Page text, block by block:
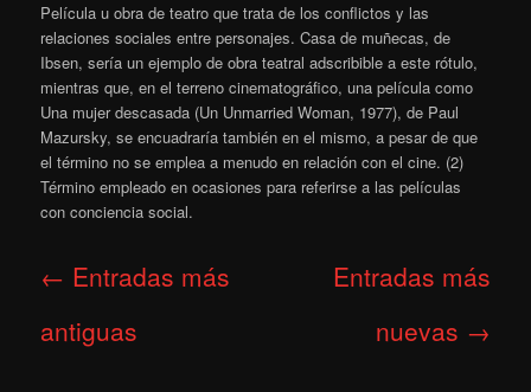
Película u obra de teatro que trata de los conflictos y las
relaciones sociales entre personajes. Casa de muñecas, de
Ibsen, sería un ejemplo de obra teatral adscribible a este rótulo,
mientras que, en el terreno cinematográfico, una película como
Una mujer descasada (Un Unmarried Woman, 1977), de Paul
Mazursky, se encuadraría también en el mismo, a pesar de que
el término no se emplea a menudo en relación con el cine. (2)
Término empleado en ocasiones para referirse a las películas
con conciencia social.
de
← Entradas más
antiguas
Entradas más
nuevas →